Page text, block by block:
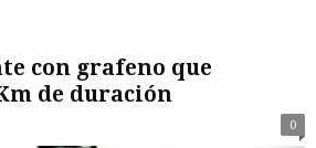
con grafeno que
de duración
0